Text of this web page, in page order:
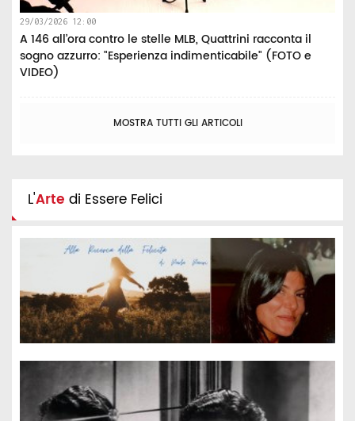
29/03/2026 12:00
A 146 all’ora contro le stelle MLB, Quattrini racconta il
sogno azzurro: "Esperienza indimenticabile" (FOTO e
VIDEO)
MOSTRA TUTTI GLI ARTICOLI
L'Arte di Essere Felici